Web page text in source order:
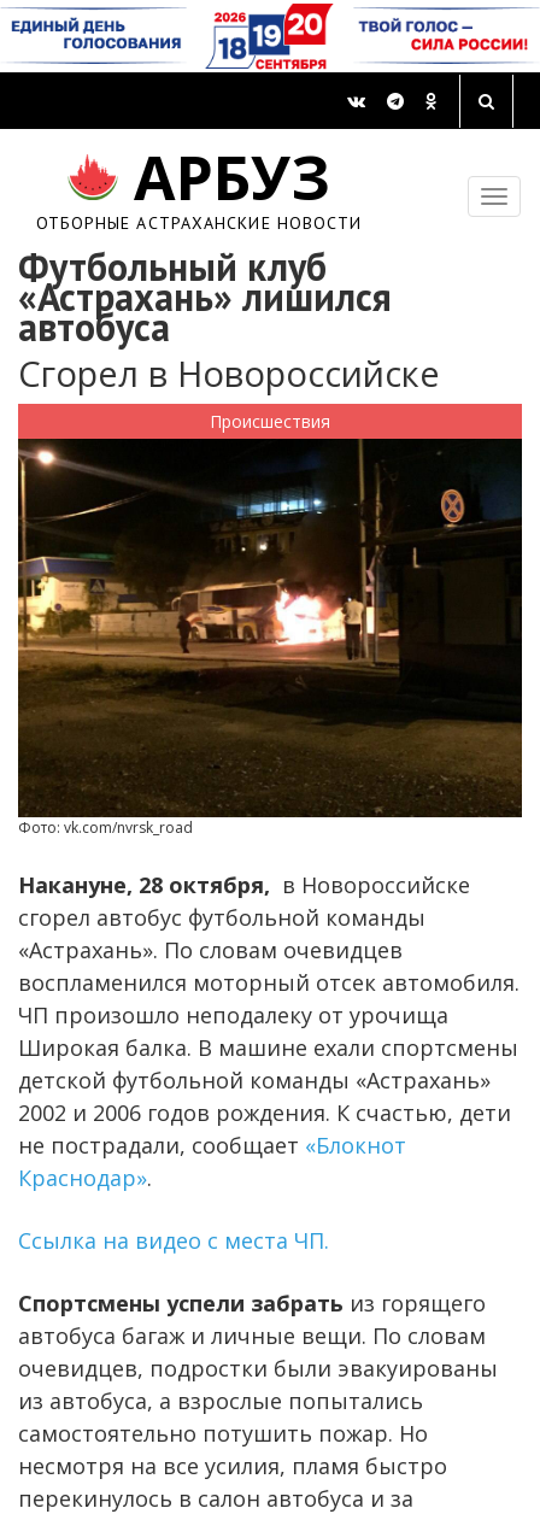
АРБУЗ
ОТБОРНЫЕ АСТРАХАНСКИЕ НОВОСТИ
Футбольный клуб
«Астрахань» лишился
автобуса
Сгорел в Новороссийске
Происшествия
Фото: vk.com/nvrsk_road
Накануне, 28 октября, в Новороссийске
сгорел автобус футбольной команды
«Астрахань». По словам очевидцев
воспламенился моторный отсек автомобиля.
ЧП произошло неподалеку от урочища
Широкая балка. В машине ехали спортсмены
детской футбольной команды «Астрахань»
2002 и 2006 годов рождения. К счастью, дети
не пострадали, сообщает «Блокнот
Краснодар».
Ссылка на видео с места ЧП.
Спортсмены успели забрать из горящего
автобуса багаж и личные вещи. По словам
очевидцев, подростки были эвакуированы
из автобуса, а взрослые попытались
самостоятельно потушить пожар. Но
несмотря на все усилия, пламя быстро
перекинулось в салон автобуса и за